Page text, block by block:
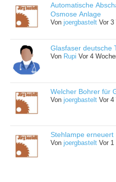
Automatische
Osmose Anlage
Vonjoergbastelt Vor 3
Glasfaser deutsche
Von Rupi Vor 4
Welcher Bohrer für
Vonjoergbastelt Vor 4
Stehlampe erneuert
Vonjoergbastelt Vor 1